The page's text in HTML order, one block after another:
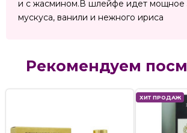
и с жасмином.В шлейфе идет мощное
мускуса, ванили и нежного ириса
Рекомендуем
ХИТ ПРОДАЖ